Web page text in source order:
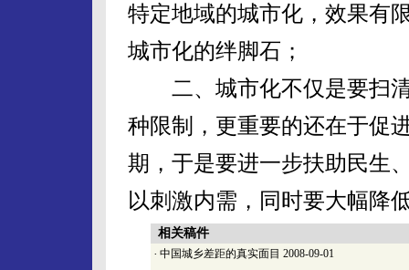
特定地域的城市化，效果有
城市化的绊脚石；
二、城市化不仅是要扫清
种限制，更重要的还在于促
期，于是要进一步扶助民生
以刺激内需，同时要大幅降
相关稿件
· 中国城乡差距的真实面目 2008-09-01